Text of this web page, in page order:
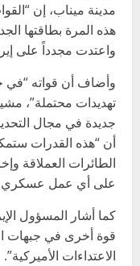
مدينة ميناب، إن
هذه المرة بطاقتها
واعتدت مجدداً على
وأضاف أن قواته “في
تهديدات محتملة”،
جديدة في مجال
أن “هذه القدرات
الطائرات العملاقة
على أي عمل عسكري
كما أشار المسؤول
قوة أخرى في جبهات
الاعتداءات الأميركية”.